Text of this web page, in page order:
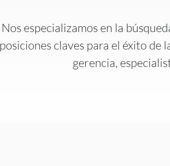
Nos especializamos en la
posiciones claves para el éxito de
gerencia,